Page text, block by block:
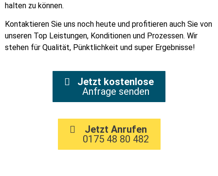
halten zu können.
Kontaktieren Sie uns noch heute und profitieren auch Sie von
unseren Top Leistungen, Konditionen und Prozessen. Wir
stehen für Qualität, Pünktlichkeit und super Ergebnisse!
Jetzt kostenlose
Anfrage senden
Jetzt Anrufen
0175 48 80 482